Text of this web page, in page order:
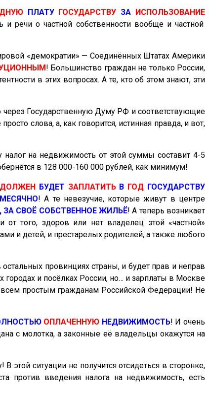
ПЛАТУ ГОСУДАРСТВУ ЗА ИСПОЛЬЗОВАНИЕ
речи о частной собственности вообще и частной
«демократии» — Соединённых Штатах Америки
! Большинство граждан не только России,
в этих вопросах. А те, кто об этом знают, эти
через Государственную Думу РФ и соответствующие
слова, а, как говорится, истинная правда, и вот,
на недвижимость от этой суммы составит 4-5
в 128 000-160 000 рублей, как минимум!
ДОЛЖЕНБУДЕТ ЗАПЛАТИТЬВ ГОД ГОСУДАРСТВУ
! А те невезучие, которые живут в центре
ЗА СВОЁ СОБСТВЕННОЕ ЖИЛЬЁ! А теперь возникает
того, здоров или нет владелец этой «частной»
и детей, и престарелых родителей, а также любого
провинциях страны, и будет прав и неправ
и посёлках России, но… и зарплаты в Москве
всем простым гражданам Российской Федерации! Не
ОПЛАЧЕННУЮ НЕДВИЖИМОСТЬ! И очень
с молотка, а законные её владельцы окажутся на
В этой ситуации не получится отсидеться в сторонке,
против введения налога на недвижимость, есть